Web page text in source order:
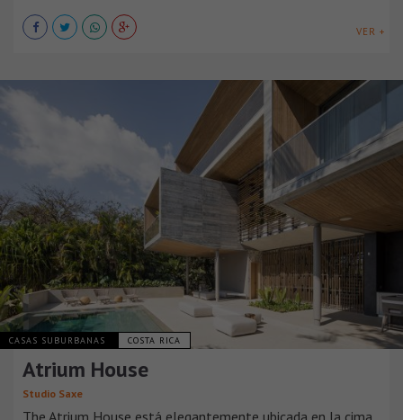
VER +
CASAS SUBURBANAS COSTA RICA
Atrium House
Studio Saxe
The Atrium House está elegantemente ubicada en la cima